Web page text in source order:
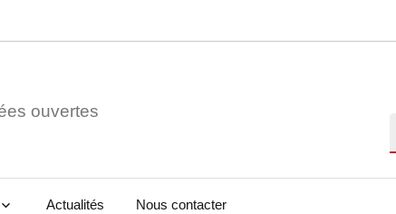
ouvertes
Actualités Nous contacter